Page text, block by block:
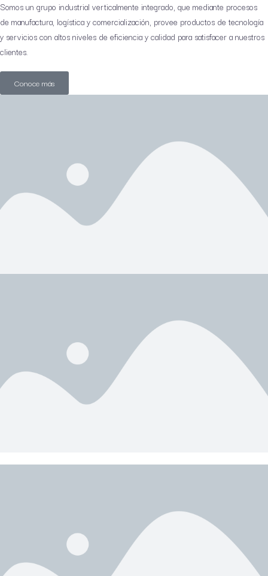
Somos un grupo industrial verticalmente integrado, que mediante procesos
de manufactura, logística y comercialización, provee productos de tecnología
y servicios con altos niveles de eficiencia y calidad para satisfacer a nuestros
clientes.
Conoce más